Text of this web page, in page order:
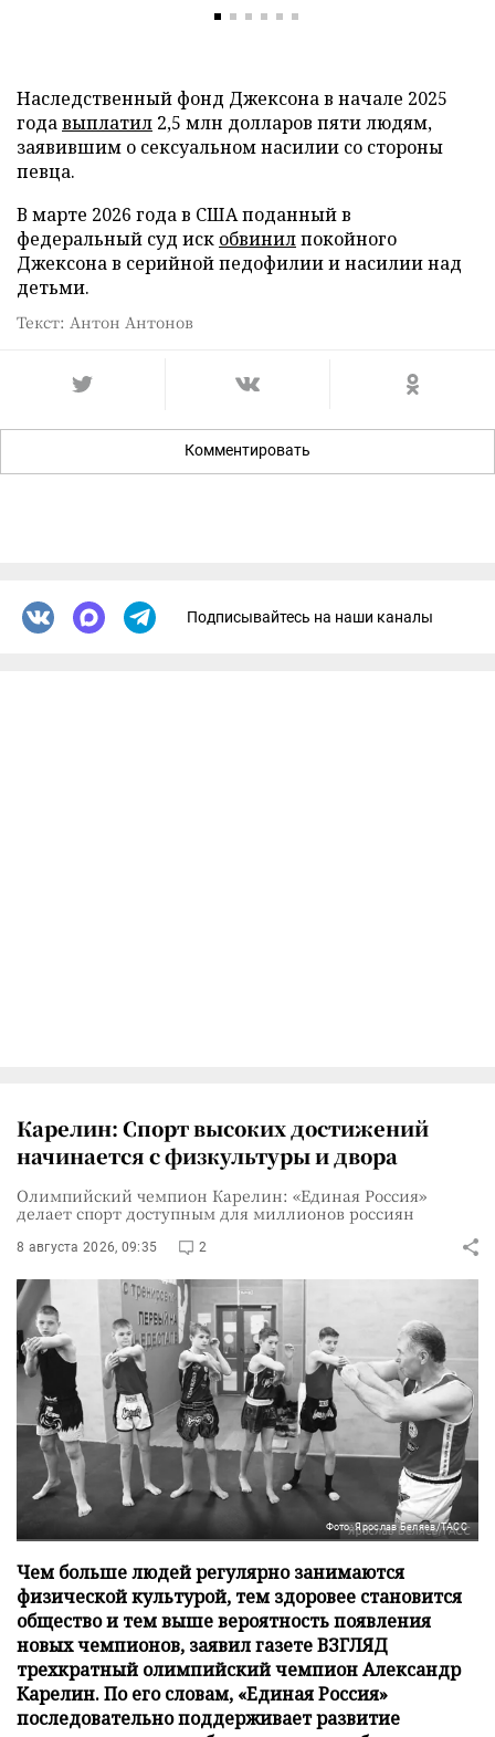
Наследственный фонд Джексона в начале 2025
годавыплатил 2,5 млн долларов пяти людям,
заявившим о сексуальном насилии со стороны
певца.
В марте 2026 года в США поданный в
федеральный суд иск обвинилпокойного
Джексона в серийной педофилии и насилии над
детьми.
Текст: Антон Антонов
Комментировать
Подписывайтесь на наши каналы
Карелин: Спорт высоких достижений
начинается с физкультуры и двора
Олимпийский чемпион Карелин: «Единая Россия»
делает спорт доступным для миллионов россиян
8 августа 2026, 09:35 2
Фото: Ярослав Беляев/ТАСС
Чем больше людей регулярно занимаются
физической культурой, тем здоровее становится
общество и тем выше вероятность появления
новых чемпионов, заявил газете ВЗГЛЯД
трехкратный олимпийский чемпион Александр
Карелин. По его словам, «Единая Россия»
последовательно поддерживает развитие